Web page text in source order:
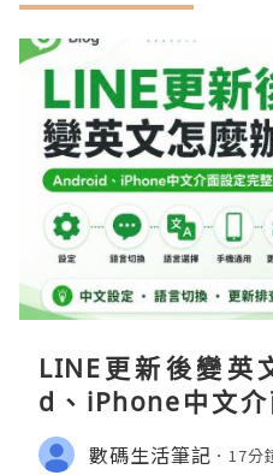
LINE更新後變英
d、iPhone中文
指南
數碼生活筆記 17分